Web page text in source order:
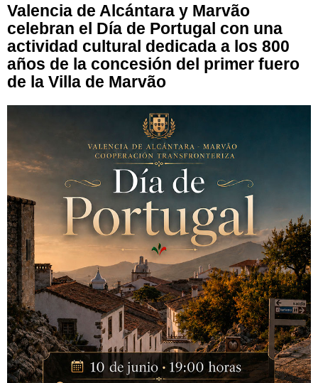
Valencia de Alcántara y Marvão
celebran el Día de Portugal con una
actividad cultural dedicada a los 800
años de la concesión del primer fuero
de la Villa de Marvão